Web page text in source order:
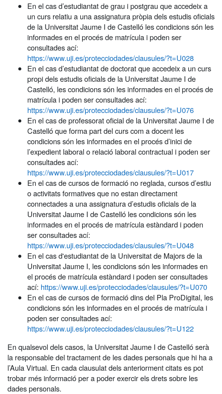
En el cas d’estudiantat de grau i postgrau que accedeix a
un curs relatiu a una assignatura pròpia dels estudis oficials
de la Universitat Jaume I de Castelló les condicions són les
informades en el procés de matrícula i poden ser
consultades ací:
https://www.uji.es/protecciodades/clausules/?t=U028
En el cas d’estudiantat de doctorat que accedeix a un curs
propi dels estudis oficials de la Universitat Jaume I de
Castelló, les condicions són les informades en el procés de
matrícula i poden ser consultades ací:
https://www.uji.es/protecciodades/clausules/?t=U076
En el cas de professorat oficial de la Universitat Jaume I de
Castelló que forma part del curs com a docent les
condicions són les informades en el procés d’inici de
l’expedient laboral o relació laboral contractual i poden ser
consultades ací:
https://www.uji.es/protecciodades/clausules/?t=U017
En el cas de cursos de formació no reglada, cursos d’estiu
o activitats formatives que no estan directament
connectades a una assignatura d’estudis oficials de la
Universitat Jaume I de Castelló les condicions són les
informades en el procés de matrícula estàndard i poden
ser consultades ací:
https://www.uji.es/protecciodades/clausules/?t=U048
En el cas d'estudiantat de la Universitat de Majors de la
Universitat Jaume I, les condicions són les informades en
el procés de matrícula estàndard i poden ser consultades
ací: https://www.uji.es/protecciodades/clausules/?t=U070
En el cas de cursos de formació dins del Pla ProDigital, les
condicions són les informades en el procés de matrícula i
poden ser consultades ací:
https://www.uji.es/protecciodades/clausules/?t=U122
En qualsevol dels casos, la Universitat Jaume I de Castelló serà
la responsable del tractament de les dades personals que hi ha a
l’Aula Virtual. En cada clausulat dels anteriorment citats es pot
trobar més informació per a poder exercir els drets sobre les
dades personals.